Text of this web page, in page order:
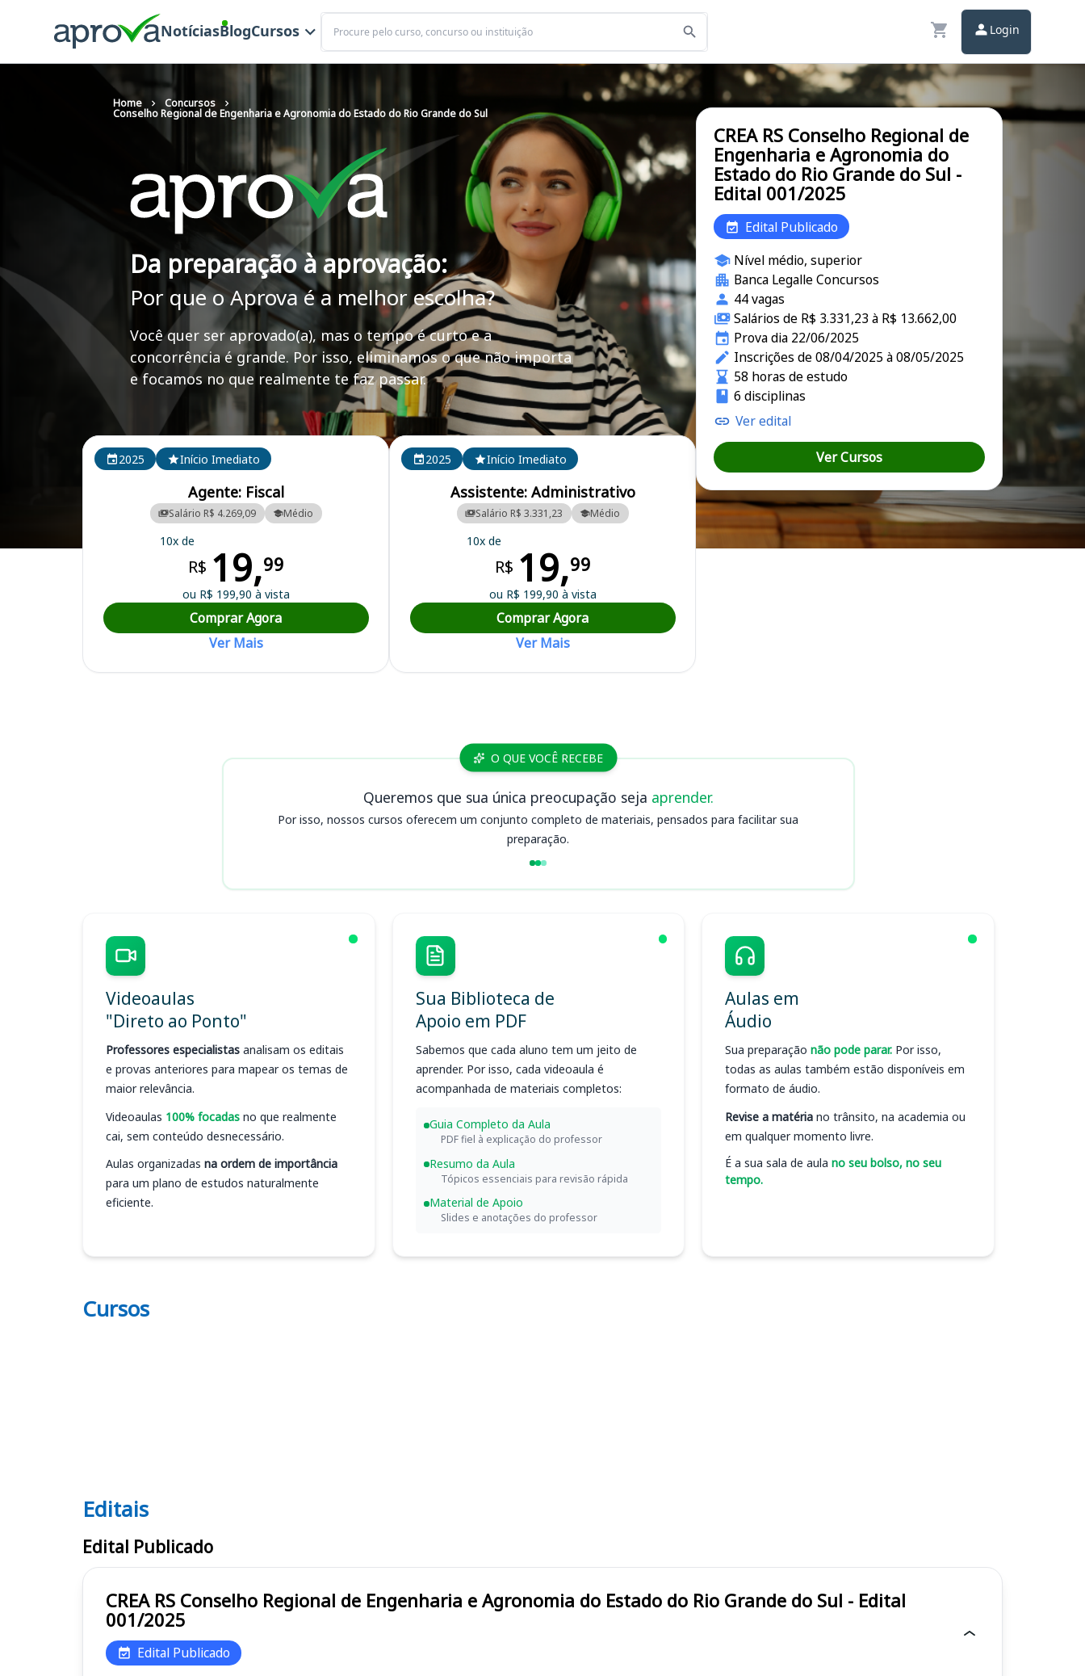
NotíciasBlogCursos
Buscar
Login
Home Concursos
Conselho Regional de Engenharia e Agronomia do Estado do Rio Grande do Sul
Da preparação à aprovação:
Por que o Aprova é a melhor escolha?
Você quer ser aprovado(a), mas o tempo é curto e a
concorrência é grande. Por isso, eliminamos o que não importa
e focamos no que realmente te faz passar.
Curso Preparatório para o Concurso CREA RS - Conselho Regional de Engenharia e Agronomia do Estado do Rio Grande do Sul
Cursos em destaque para passar no concurso CREA RS
2025
Início Imediato
Agente: Fiscal
Salário R$ 4.269,09 Médio
10x de
R$ 19,99
ou R$ 199,90 à vista
Comprar Agora
Ver Mais
2025 Início Imediato
Assistente: Administrativo
Salário R$ 3.331,23 Médio
10x de
R$ 19,99
ou R$ 199,90 à vista
Comprar Agora
Ver Mais
CREA RS Conselho Regional de
Engenharia e Agronomia do
Estado do Rio Grande do Sul -
Edital 001/2025
Edital Publicado
Nível médio, superior
Banca Legalle Concursos
44 vagas
Salários de R$ 3.331,23 à R$ 13.662,00
Prova dia 22/06/2025
Inscrições de 08/04/2025 à 08/05/2025
58 horas de estudo
6 disciplinas
Ver edital
Ver Cursos
Cursos CREA RS O QUE VOCÊ RECEBE
Queremos que sua única preocupação seja aprender.
Por isso, nossos cursos oferecem um conjunto completo de materiais, pensados para facilitar sua
preparação.
Videoaulas
"Direto ao Ponto"
Professores especialistas analisam os editais
e provas anteriores para mapear os temas de
maior relevância.
Videoaulas 100% focadas no que realmente
cai, sem conteúdo desnecessário.
Aulas organizadas na ordem de importância
para um plano de estudos naturalmente
eficiente.
Sua Biblioteca de
Apoio em PDF
Sabemos que cada aluno tem um jeito de
aprender. Por isso, cada videoaula é
acompanhada de materiais completos:
Guia Completo da Aula
PDF fiel à explicação do professor
Resumo da Aula
Tópicos essenciais para revisão rápida
Material de Apoio
Slides e anotações do professor
Aulas em
Áudio
Sua preparação não pode parar. Por isso,
todas as aulas também estão disponíveis em
formato de áudio.
Revise a matéria no trânsito, na academia ou
em qualquer momento livre.
É a sua sala de aula no seu bolso, no seu
tempo.
Cursos
Editais CREA RS
Editais
Edital Publicado
CREA RS Conselho Regional de Engenharia e Agronomia do Estado do Rio Grande do Sul - Edital
001/2025
Edital Publicado